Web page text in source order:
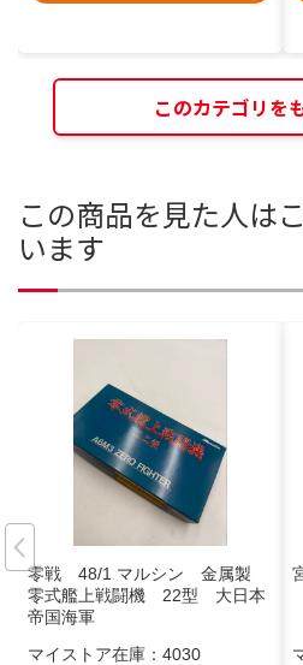
このカテゴリを
この商品を見た人は
います
零戦 48/1 マルシン 金属製
零式艦上戦闘機 22型 大日本
帝国海軍
マイストア在庫： 4030